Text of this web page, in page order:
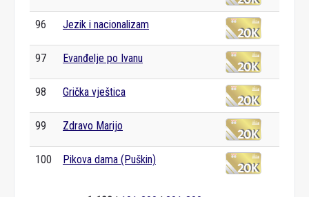
96 Jezik i nacionalizam
97 Evanđelje po Ivanu
98 Grička vještica
99 Zdravo Marijo
100 Pikova dama (Puškin)